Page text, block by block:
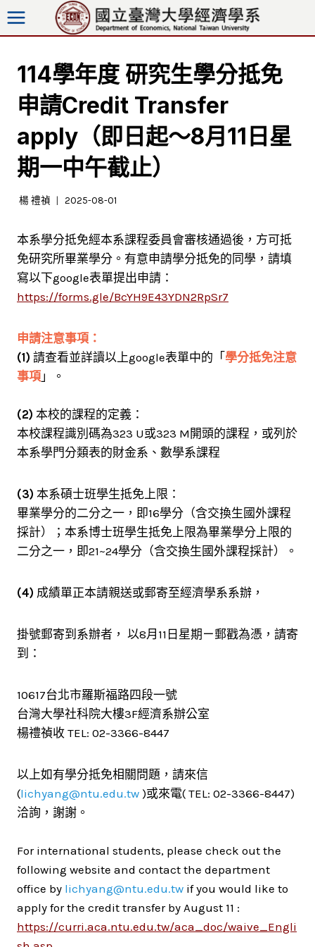
跳
至
114學年度 研究生學分抵免
申請Credit Transfer
apply（即日起～8月11日星
期一中午截止）
楊 禮禎 2025-08-01
本系學分抵免經本系課程委員會審核通過後，方可抵
免研究所畢業學分。有意申請學分抵免的同學，請填
寫以下google表單提出申請：
https://forms.gle/BcYH9E43YDN2RpSr7
申請注意事項：
(1) 請查看並詳讀以上google表單中的「 學分抵免注意
事項 」。
(2) 本校的課程的定義：
本校課程識別碼為323 U或323 M開頭的課程，或列於
本系學門分類表的財金系、數學系課程
(3) 本系碩士班學生抵免上限：
畢業學分的二分之一，即16學分（含交換生國外課程
採計）；本系博士班學生抵免上限為畢業學分上限的
二分之一，即21~24學分（含交換生國外課程採計）。
(4) 成績單正本請親送或郵寄至經濟學系系辦，
掛號郵寄到系辦者， 以8月11日星期ㄧ郵戳為憑，請寄
到：
10617台北市羅斯福路四段一號
台灣大學社科院大樓3F經濟系辦公室
楊禮禎收 TEL: 02-3366-8447
以上如有學分抵免相關問題，請來信
(lichyang@ntu.edu.tw )或來電( TEL: 02-3366-8447)
洽詢，謝謝。
For international students, please check out the
following website and contact the department
office by lichyang@ntu.edu.tw if you would like to
apply for the credit transfer by August 11 :
https://curri.aca.ntu.edu.tw/aca_doc/waive_Engli